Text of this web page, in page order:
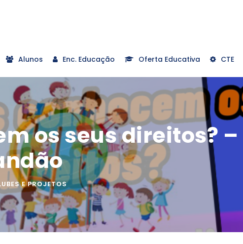
Alunos Enc. Educação Oferta Educativa CTE
os seus direitos? –
E PROJETOS